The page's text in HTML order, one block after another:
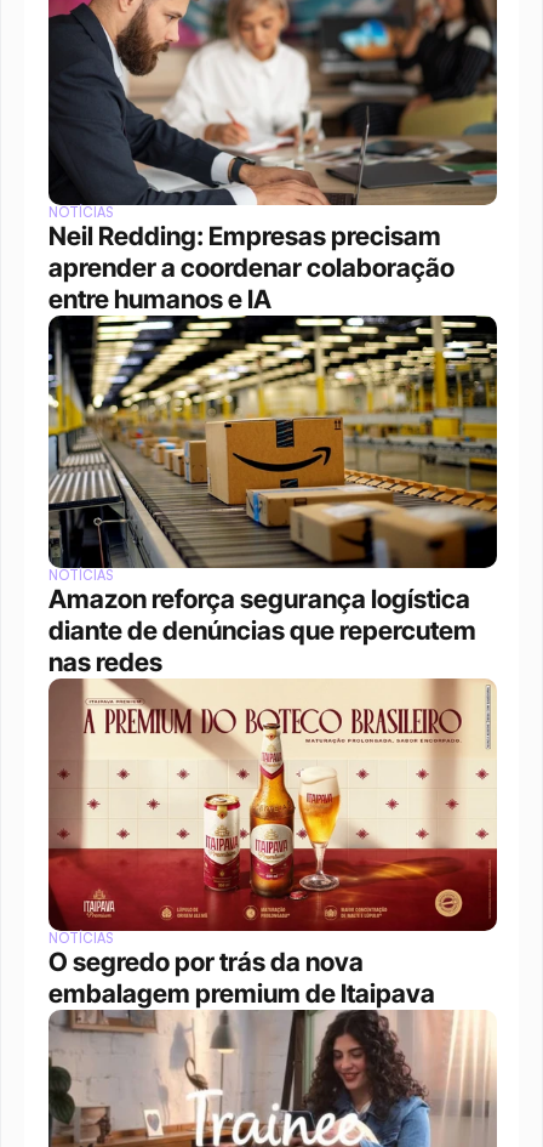
NOTÍCIAS
Neil Redding: Empresas precisam
aprender a coordenar colaboração
entre humanos e IA
NOTÍCIAS
Amazon reforça segurança logística
diante de denúncias que repercutem
nas redes
NOTÍCIAS
O segredo por trás da nova
embalagem premium de Itaipava